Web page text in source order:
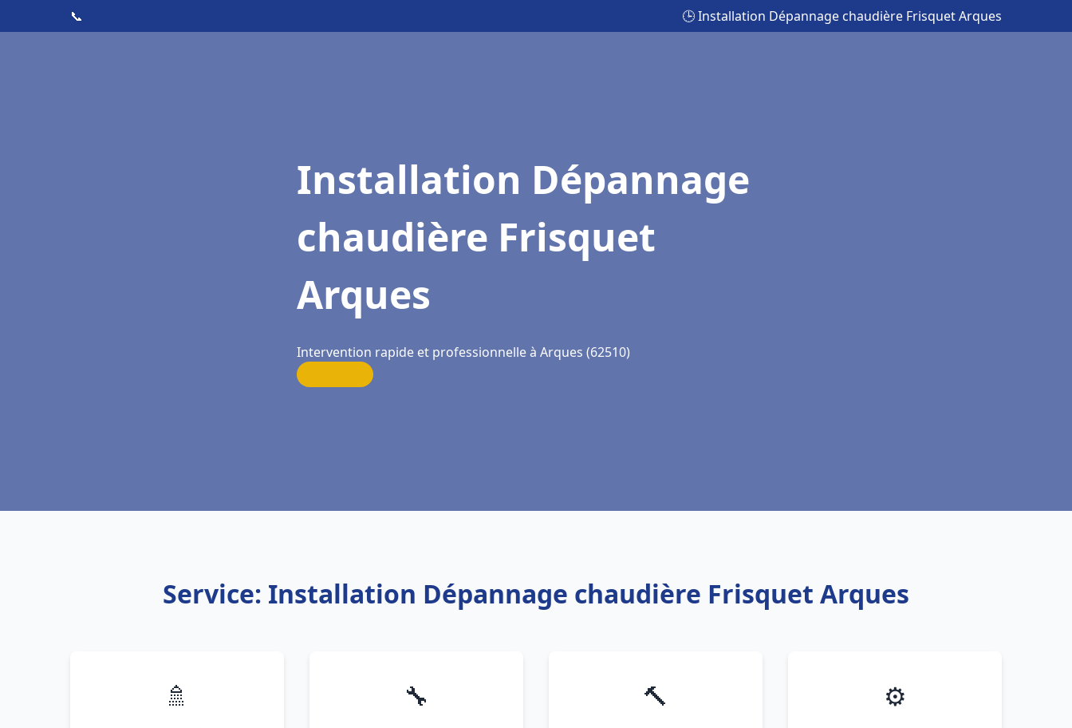
📞 🕒 Installation Dépannage chaudière Frisquet Arques
Installation Dépannage
chaudière Frisquet
Arques
Intervention rapide et professionnelle à Arques (62510)
Service: Installation Dépannage chaudière Frisquet Arques
🚿 🔧 🔨 ⚙️